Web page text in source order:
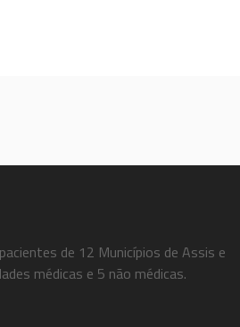
de 12 Municípios de Assis e
médicas e 5 não médicas.